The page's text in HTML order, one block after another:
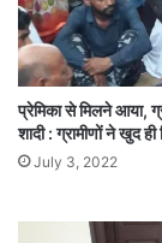
प्रेमिका से मिलने आया,
शादी : ग्रामीणों ने खुद ही
July 3, 2022